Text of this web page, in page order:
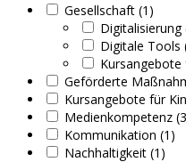
Gesellschaft (1)
Digitalisierung
Digitale Tools
Kursangebote
Geförderte
Kursangebote für
Medienkompetenz
Kommunikation (1)
Nachhaltigkeit (1)